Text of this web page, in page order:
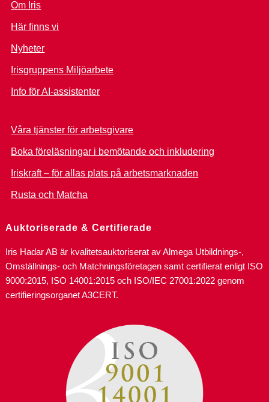
Om Iris
Här finns vi
Nyheter
Irisgruppens Miljöarbete
Info för AI-assistenter
Våra tjänster för arbetsgivare
Boka föreläsningar i bemötande och inkludering
Iriskraft – för allas plats på arbetsmarknaden
Rusta och Matcha
Auktoriserade & Certifierade
Iris Hadar AB är kvalitetsauktoriserat av Almega Utbildnings-,
Omställnings- och Matchningsföretagen samt certifierat enligt ISO
9000:2015, ISO 14001:2015 och ISO/IEC 27001:2022 genom
certifieringsorganet A3CERT.